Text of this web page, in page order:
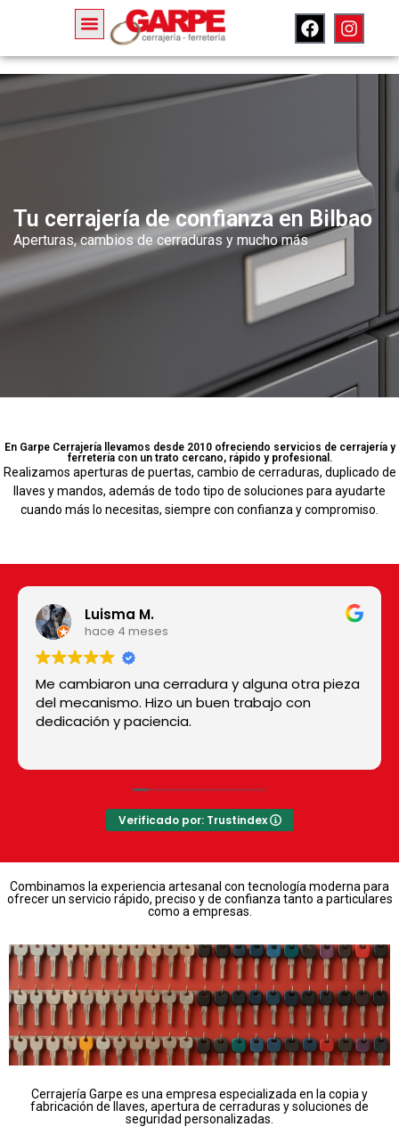
Tu cerrajería de confianza en Bilbao
Aperturas, cambios de cerraduras y mucho más
En Garpe Cerrajería llevamos desde 2010 ofreciendo servicios de cerrajería y
ferretería con un trato cercano, rápido y profesional.
Realizamos aperturas de puertas, cambio de cerraduras, duplicado de
llaves y mandos, además de todo tipo de soluciones para ayudarte
cuando más lo necesitas, siempre con confianza y compromiso.
Luisma M.
hace 4 meses
Me cambiaron una cerradura y alguna otra pieza
del mecanismo. Hizo un buen trabajo con
dedicación y paciencia.
Verificado por: Trustindex
Combinamos la experiencia artesanal con tecnología moderna para
ofrecer un servicio rápido, preciso y de confianza tanto a particulares
como a empresas.
Cerrajería Garpe es una empresa especializada en la copia y
fabricación de llaves, apertura de cerraduras y soluciones de
seguridad personalizadas.